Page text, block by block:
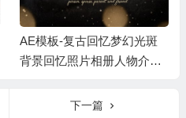
AE模板-复古回忆梦幻光斑
背景回忆照片相册人物介绍
下一篇